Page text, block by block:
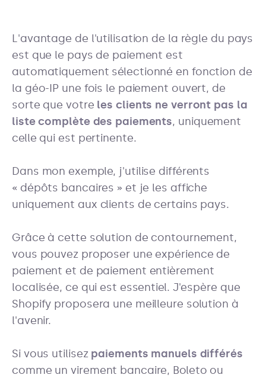
L'avantage de l'utilisation de la règle du pays
est que le pays de paiement est
automatiquement sélectionné en fonction de
la géo-IP une fois le paiement ouvert, de
sorte que votre les clients ne verront pas la
liste complète des paiements, uniquement
celle qui est pertinente.
Dans mon exemple, j'utilise différents
« dépôts bancaires » et je les affiche
uniquement aux clients de certains pays.
Grâce à cette solution de contournement,
vous pouvez proposer une expérience de
paiement et de paiement entièrement
localisée, ce qui est essentiel. J'espère que
Shopify proposera une meilleure solution à
l'avenir.
Si vous utilisez paiements manuels différés
comme un virement bancaire, Boleto ou